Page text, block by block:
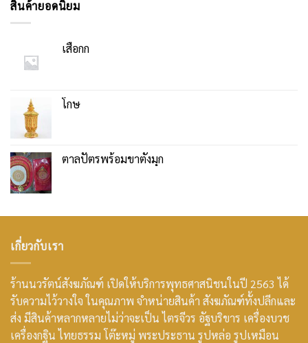
สินค้ายอดนิยม
เสื่อกก
โกษ
ตาลปัตรพร้อมขาตั้งมุก
เกี่ยวกับเรา
ร้านนวรัตน์สังฆภัณฑ์ เปิดให้บริการพุทธศาสนิชนในปี 2563 ได้
รับความไว้วางใจ ในคุณภาพ จำหน่ายสินค้า สังฆภัณฑ์ทั้งปลีกและ
ส่ง มีสินค้าหลากหลายไม่ว่าจะเป็น ไตรจีวร อัฐบริขาร เครื่องบวช
เครื่องกฐิน ไทยธรรม โต๊ะหมู่ พระประธาน รูปหล่อ รูปเหมือน